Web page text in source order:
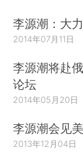
李源潮：大
2014年07月11日
李源潮将赴
论坛
2014年05月20日
李源潮会见
2013年12月04日